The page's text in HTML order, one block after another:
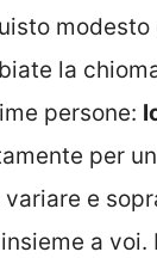
la
persone:
per
e
a voi.